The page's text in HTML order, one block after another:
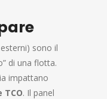
sono il
di una flotta.
impattano
. Il panel